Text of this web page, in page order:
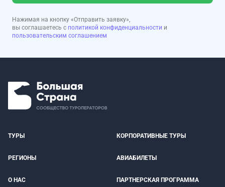
Нажимая на кнопку «Отправить заявку»,
вы соглашаетесь с политикой конфиденциальности и
пользовательским соглашением
ТУРЫ КОРПОРАТИВНЫЕ ТУРЫ
РЕГИОНЫ АВИАБИЛЕТЫ
О НАС ПАРТНЕРСКАЯ ПРОГРАММА